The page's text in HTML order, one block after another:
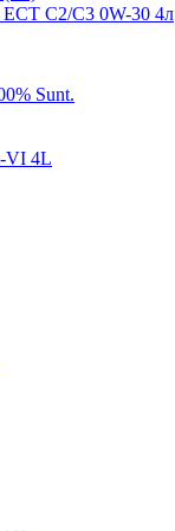
C2/C3 0W-30 4л
Sunt.
VI 4L